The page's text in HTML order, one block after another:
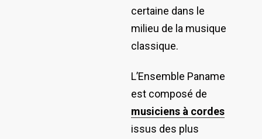
certaine dans le
milieu de la musique
classique.
L’Ensemble Paname
est composé de
musiciens à cordes
issus des plus